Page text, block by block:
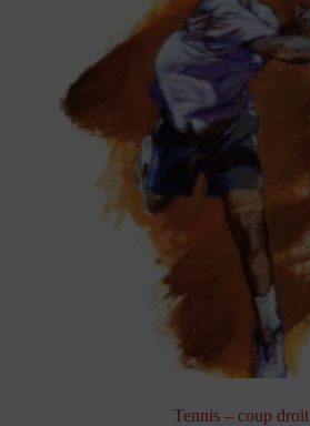
Tennis – coup droit